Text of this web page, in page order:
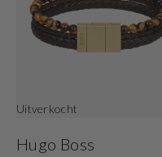
Uitverkocht
Hugo Boss